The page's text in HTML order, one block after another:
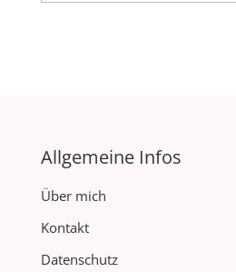
Allgemeine Infos
Über mich
Kontakt
Datenschutz